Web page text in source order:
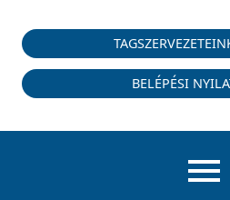
BELÉPÉSI